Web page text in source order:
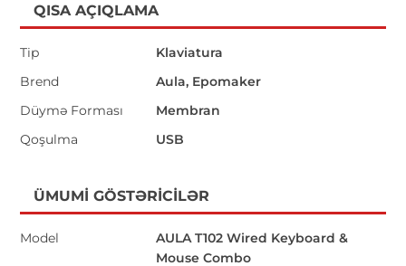
QISA AÇIQLAMA
Tip
Klaviatura
Brend
Aula, Epomaker
Düymə Forması
Membran
Qoşulma
USB
ÜMUMI GÖSTƏRICILƏR
Model
AULA T102 Wired Keyboard &
Mouse Combo